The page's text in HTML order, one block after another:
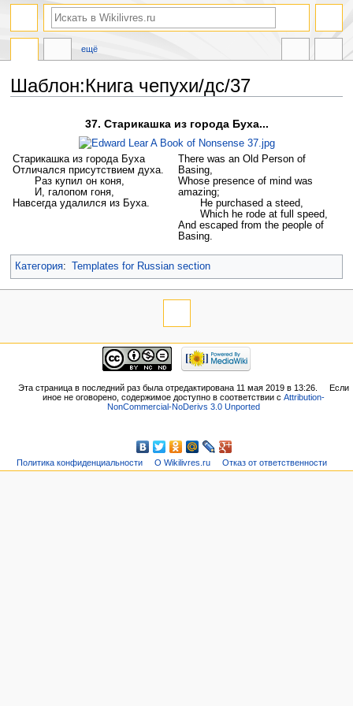
Шаблон:Книга чепухи/дс/37
37. Старикашка из города Буха...
Старикашка из города Буха
Отличался присутствием духа.
Раз купил он коня,
И, галопом гоня,
Навсегда удалился из Буха.
There was an Old Person of
Basing,
Whose presence of mind was
amazing;
He purchased a steed,
Which he rode at full speed,
And escaped from the people of
Basing.
Категория: Templates for Russian section
ещё
Эта страница в последний раз была отредактирована 11 мая 2019 в 13:26.
Если
иное не оговорено, содержимое доступно в соответствии сAttribution-
NonCommercial-NoDerivs 3.0 Unported
Политика конфиденциальности О Wikilivres.ru Отказ от ответственности